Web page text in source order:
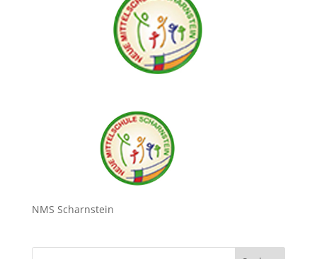
NMS Scharnstein